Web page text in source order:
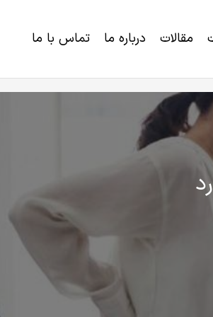
مقالات درباره ما تماس با ما